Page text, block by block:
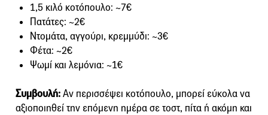
1,5 κιλό κοτόπουλο: ~7€
Πατάτες: ~2€
Ντομάτα, αγγούρι, κρεμμύδι: ~3€
Φέτα: ~2€
Ψωμί και λεμόνια: ~1€
Συμβουλή:Αν περισσέψει κοτόπουλο, μπορεί εύκολα να
αξιοποιηθεί την επόμενη ημέρα σε τοστ, πίτα ή ακόμη και